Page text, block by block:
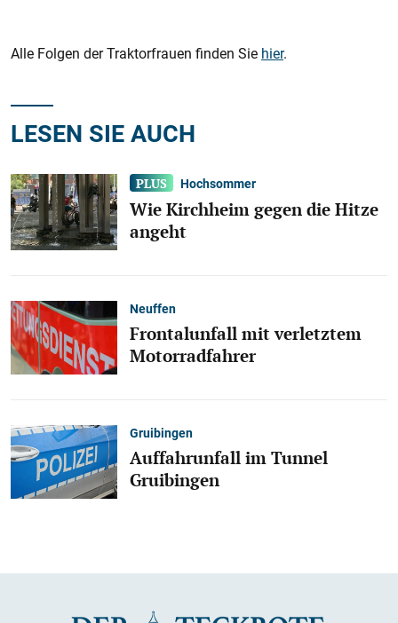
Alle Folgen der Traktorfrauen finden Sie hier.
LESEN SIE AUCH
Hochsommer
Wie Kirchheim gegen die Hitze
angeht
Neuffen
Frontalunfall mit verletztem
Motorradfahrer
Gruibingen
Auffahrunfall im Tunnel
Gruibingen